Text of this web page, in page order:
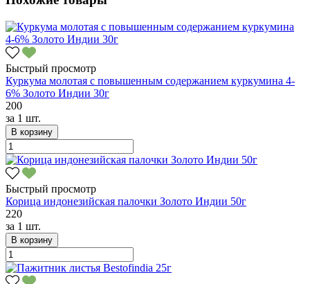
Быстрый просмотр
Куркума молотая с повышенным содержанием куркумина 4-
6% Золото Индии 30г
200
за 1 шт.
В корзину
Быстрый просмотр
Корица индонезийская палочки Золото Индии 50г
220
за 1 шт.
В корзину